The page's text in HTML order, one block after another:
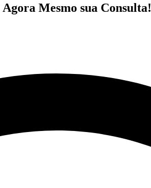
Agora Mesmo sua Consulta!